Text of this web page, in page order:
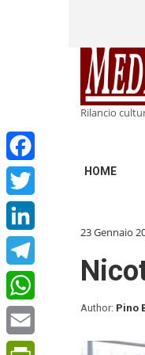
Rilancio
HOME
Facebook
Twitter
LinkedIn
Telegram
WhatsApp
Email
23 Gennaio
Author: Pino